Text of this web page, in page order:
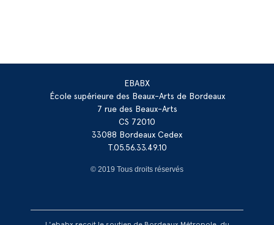
EBABX
École supérieure des Beaux-Arts de Bordeaux
7 rue des Beaux-Arts
CS 72010
33088 Bordeaux Cedex
T.05.56.33.49.10
© 2019 Tous droits réservés